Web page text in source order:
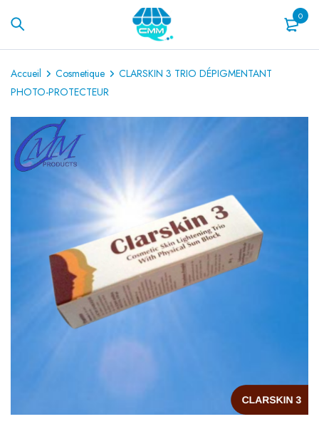
0
Accueil Cosmetique
CLARSKIN 3 TRIO DÉPIGMENTANT
PHOTO-PROTECTEUR